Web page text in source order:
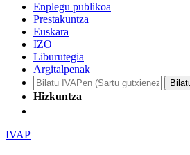
Enplegu publikoa
Prestakuntza
Euskara
IZO
Liburutegia
Argitalpenak
Hizkuntza
IVAP